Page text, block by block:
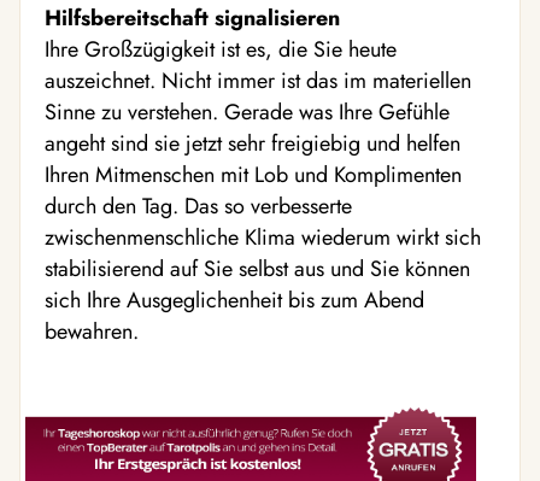
Hilfsbereitschaft signalisieren
Ihre Großzügigkeit ist es, die Sie heute
auszeichnet. Nicht immer ist das im materiellen
Sinne zu verstehen. Gerade was Ihre Gefühle
angeht sind sie jetzt sehr freigiebig und helfen
Ihren Mitmenschen mit Lob und Komplimenten
durch den Tag. Das so verbesserte
zwischenmenschliche Klima wiederum wirkt sich
stabilisierend auf Sie selbst aus und Sie können
sich Ihre Ausgeglichenheit bis zum Abend
bewahren.